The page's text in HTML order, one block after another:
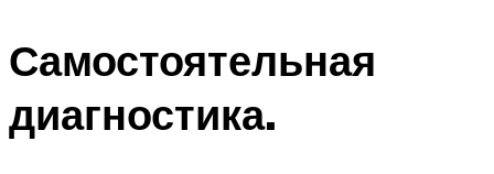
Самостоятельная
диагностика.